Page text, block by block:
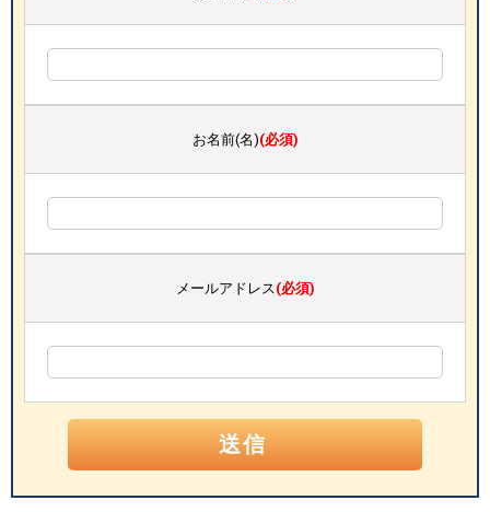
お名前(名)(必須)
メールアドレス (必須)